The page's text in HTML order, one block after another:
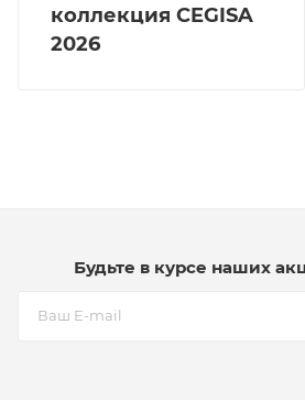
коллекция CEGISA
2026
Будьте в курсе наших